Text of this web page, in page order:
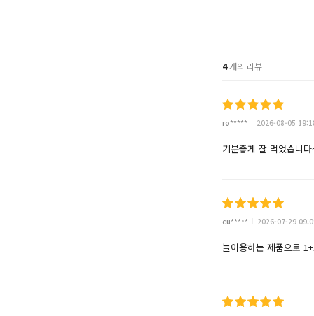
4개의 리뷰
ro***** 2026-08-05
기분좋게 잘 먹었습니다
cu***** 2026-07-29
늘이용하는 제품으로